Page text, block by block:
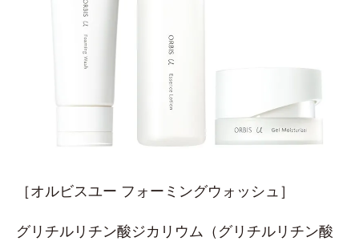
［オルビスユー フォーミングウォッシュ］
グリチルリチン酸ジカリウム（グリチルリチン酸